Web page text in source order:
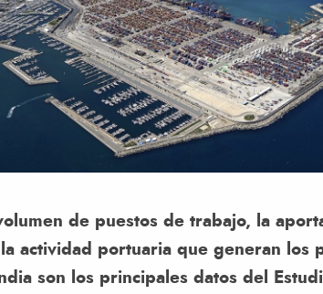
de puestos de trabajo, la
actividad portuaria que generan los
son los principales datos del